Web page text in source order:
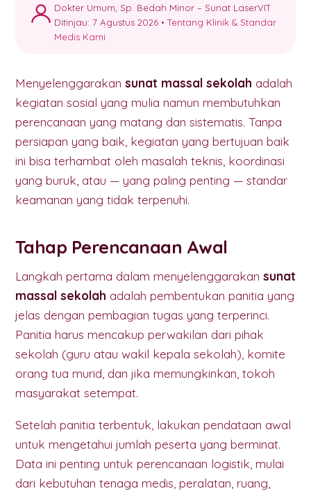
Dokter Umum, Sp. Bedah Minor – Sunat LaserVIT
Ditinjau: 7 Agustus 2026 •Tentang Klinik & Standar
Medis Kami
Menyelenggarakan sunat massal sekolah adalah
kegiatan sosial yang mulia namun membutuhkan
perencanaan yang matang dan sistematis. Tanpa
persiapan yang baik, kegiatan yang bertujuan baik
ini bisa terhambat oleh masalah teknis, koordinasi
yang buruk, atau — yang paling penting — standar
keamanan yang tidak terpenuhi.
Tahap Perencanaan Awal
Langkah pertama dalam menyelenggarakan sunat
massal sekolah adalah pembentukan panitia yang
jelas dengan pembagian tugas yang terperinci.
Panitia harus mencakup perwakilan dari pihak
sekolah (guru atau wakil kepala sekolah), komite
orang tua murid, dan jika memungkinkan, tokoh
masyarakat setempat.
Setelah panitia terbentuk, lakukan pendataan awal
untuk mengetahui jumlah peserta yang berminat.
Data ini penting untuk perencanaan logistik, mulai
dari kebutuhan tenaga medis, peralatan, ruang,